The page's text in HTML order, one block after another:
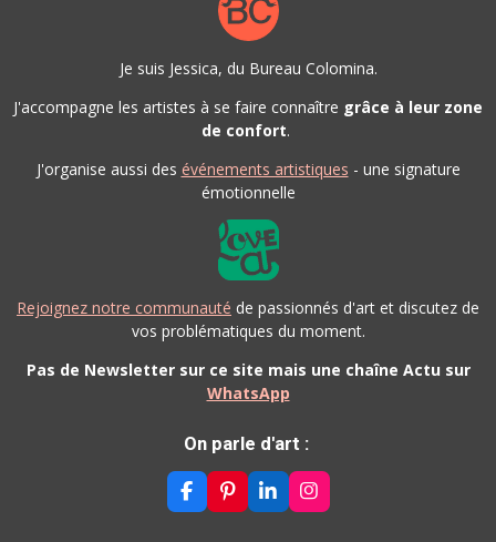
Je suis Jessica, du Bureau Colomina.
J'accompagne les artistes à se faire connaître grâce à leur zone
de confort.
J'organise aussi des événements artistiques - une signature
émotionnelle
Rejoignez notre communauté de passionnés d'art et discutez de
vos problématiques du moment.
Pas de Newsletter sur ce site mais une chaîne Actu sur
WhatsApp
On parle d'art :
F
A
P
I
L
I
I
N